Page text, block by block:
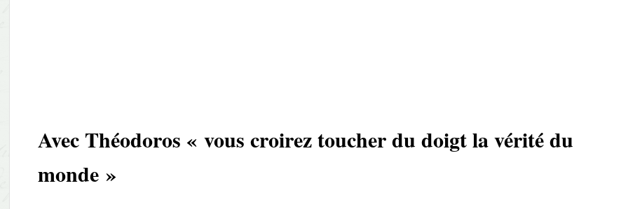
Avec Théodoros « vous croirez toucher du doigt la vérité du
monde »